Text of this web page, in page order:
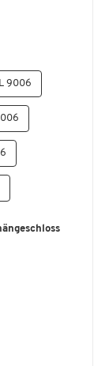
9006